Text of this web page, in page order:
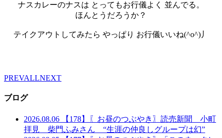
ナスカレーのナスは とってもお行儀よく 並んでる。
ほんとうだろうか？
テイクアウトしてみたら やっぱり お行儀いいね(^o^)丿
PREVALLNEXT
ブログ
2026.08.06
【178】〖お昼のつぶやき〗読売新聞 小町
拝見 柴門ふみさん “生涯の仲良しグループは幻”